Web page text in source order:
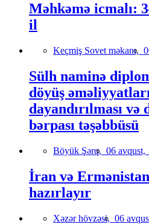
Məhkəmə icmalı:
il
Keçmiş Sovet məkanı,
Sülh naminə
döyüş
dayandırılması və
bərpası təşəbbüsü
Böyük Şərq, 06 avqust,
İran və
hazırlayır
Xəzər hövzəsi, 06